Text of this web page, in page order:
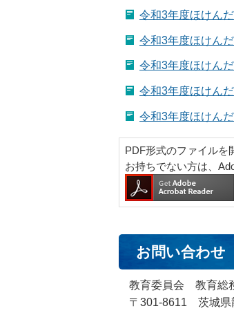
令和3年度ほけん
令和3年度ほけん
令和3年度ほけん
令和3年度ほけん
令和3年度ほけん
PDF形式のファイルを
お持ちでない方は、
お問い合わせ
教育委員会 教育総
〒301-8611 茨城県